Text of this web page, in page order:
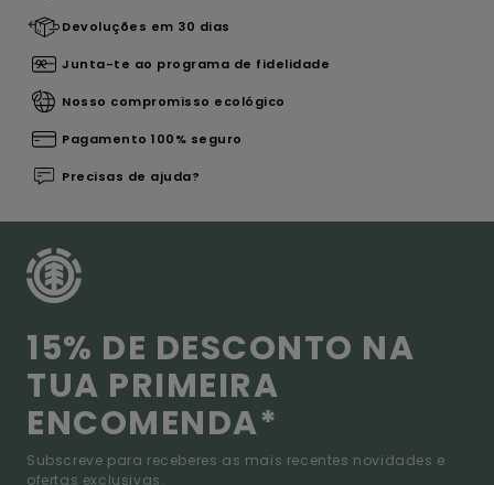
Devoluções em 30 dias
Junta-te ao programa de fidelidade
Nosso compromisso ecológico
Pagamento 100% seguro
Precisas de ajuda?
15% DE DESCONTO NA
TUA PRIMEIRA
ENCOMENDA*
Subscreve para receberes as mais recentes novidades e
ofertas exclusivas.